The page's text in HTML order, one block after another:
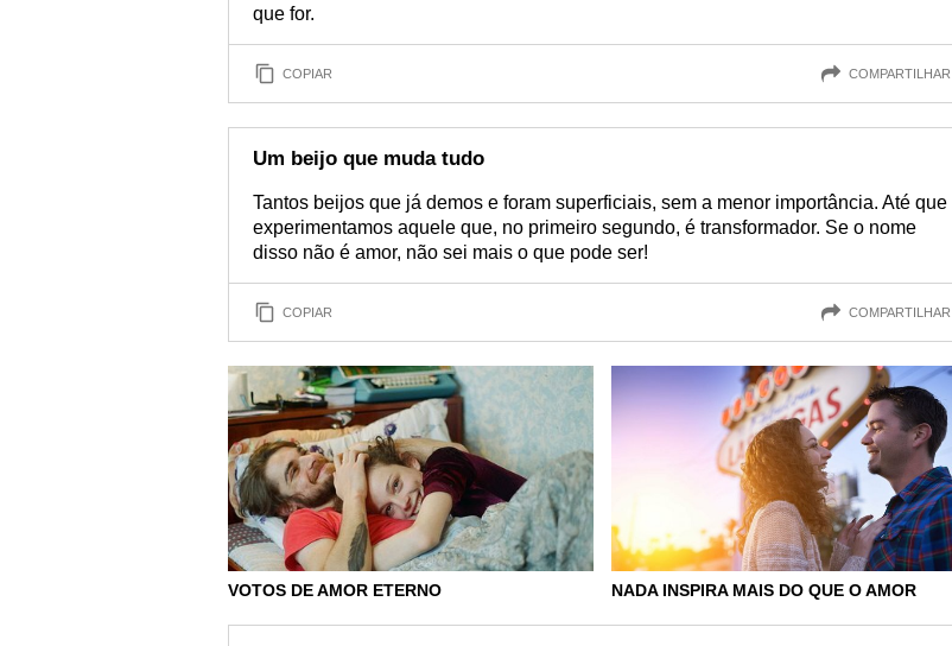
que for.
COPIAR COMPARTILHAR
Um beijo que muda tudo
Tantos beijos que já demos e foram superficiais, sem a menor importância. Até que
experimentamos aquele que, no primeiro segundo, é transformador. Se o nome
disso não é amor, não sei mais o que pode ser!
COPIAR COMPARTILHAR
VOTOS DE AMOR ETERNO NADA INSPIRA MAIS DO QUE O AMOR